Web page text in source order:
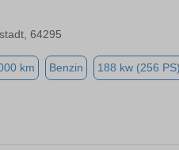
64295
km Benzin 188 kw (256 PS)